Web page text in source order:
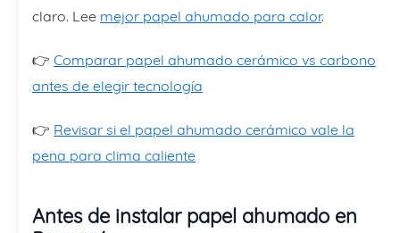
claro. Lee mejor papel ahumado para calor.
👉 Comparar papel ahumado cerámico vs carbono
antes de elegir tecnología
👉 Revisar si el papel ahumado cerámico vale la
pena para clima caliente
Antes de instalar papel ahumado en